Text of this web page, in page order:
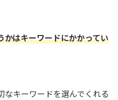
かはキーワードにかかってい
キーワードを選んでくれる